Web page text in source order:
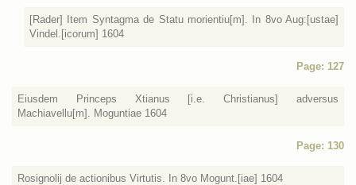
[Rader] Item Syntagma de Statu morientiu[m]. In 8vo Aug:[ustae]
Vindel.[icorum] 1604
Page: 127
Eiusdem Princeps Xtianus [i.e. Christianus] adversus
Machiavellu[m]. Moguntiae 1604
Page: 130
Rosignolij de actionibus Virtutis. In 8vo Mogunt.[iae] 1604